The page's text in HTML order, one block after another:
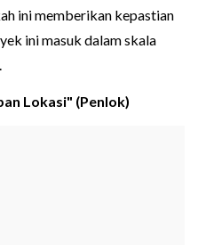
ini memberikan kepastian
ini masuk dalam skala
Lokasi" (Penlok)